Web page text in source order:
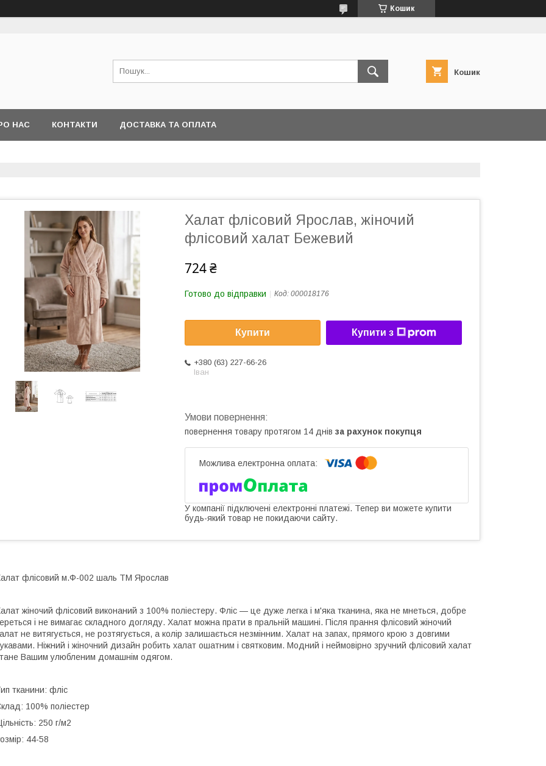
Кошик
Кошик
НАС КОНТАКТИ ДОСТАВКА ТА ОПЛАТА
Халат флісовий Ярослав, жіночий
флісовий халат Бежевий
724 ₴
Готово до відправки Код: 000018176
Купити Купити з
+380 (63) 227-66-26
Іван
повернення товару протягом 14 днів за рахунок покупця
У компанії підключені електронні платежі. Тепер ви можете купити
будь-який товар не покидаючи сайту.
флісовий м.Ф-002 шаль ТМ Ярослав
жіночий флісовий виконаний з 100% поліестеру. Фліс — це дуже легка і м'яка тканина, яка не мнеться, добре
і не вимагає складного догляду. Халат можна прати в пральній машині. Після прання флісовий жіночий
не витягується, не розтягується, а колір залишається незмінним. Халат на запах, прямого крою з довгими
Ніжний і жіночний дизайн робить халат ошатним і святковим. Модний і неймовірно зручний флісовий халат
Вашим улюбленим домашнім одягом.
тканини: фліс
100% поліестер
250 г/м2
44-58